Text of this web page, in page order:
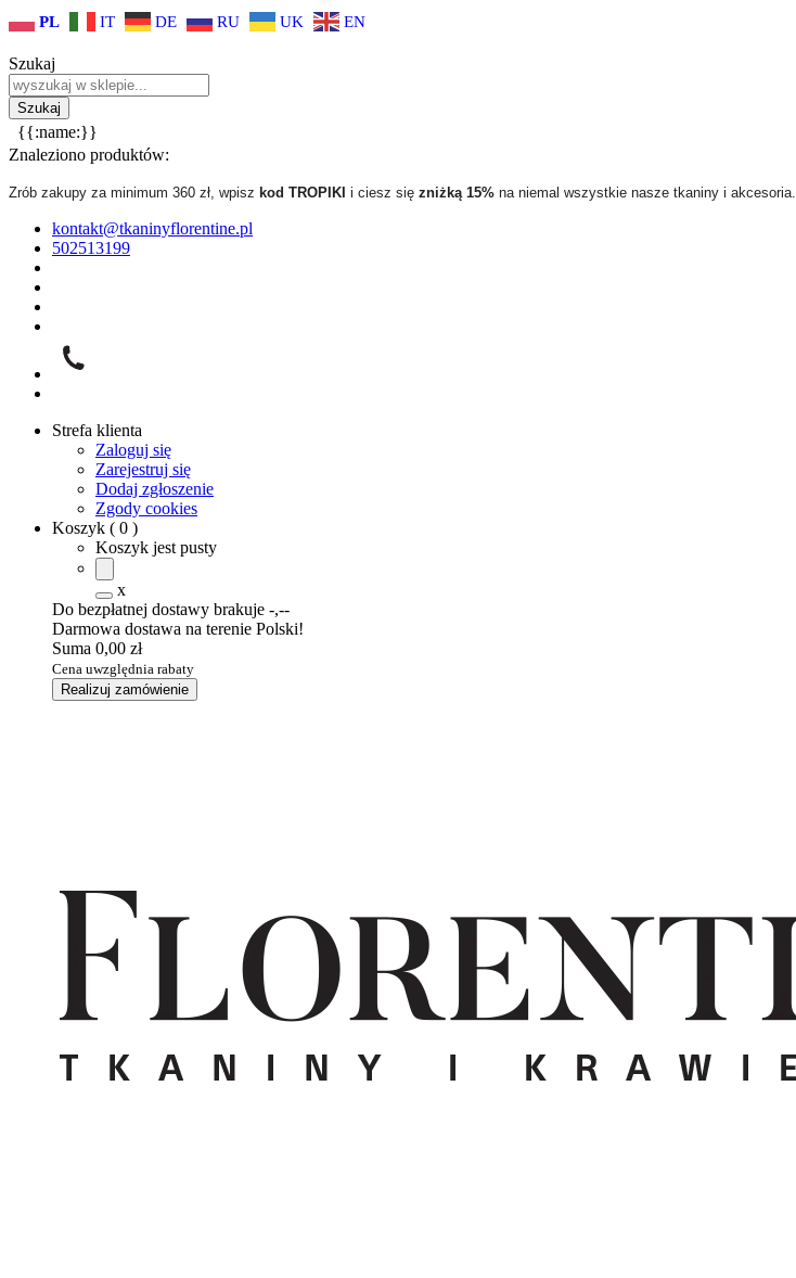
PL IT DE RU UK EN
Szukaj
{{:name:}}
Znaleziono produktów:
Zrób zakupy za minimum 360 zł, wpisz kod TROPIKI i ciesz się zniżką 15% na niemal wszystkie nasze tkaniny i akcesoria.
kontakt@tkaninyflorentine.pl
502513199
Strefa klienta
Zaloguj się
Zarejestruj się
Dodaj zgłoszenie
Zgody cookies
Koszyk ( 0 )
Koszyk jest pusty
x
Do bezpłatnej dostawy brakuje -,--
Darmowa dostawa na terenie Polski!
Suma 0,00 zł
Cena uwzględnia rabaty
Realizuj zamówienie